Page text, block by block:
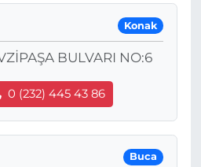
Konak
BULVARI NO:6
0 (232) 445 43 86
Buca